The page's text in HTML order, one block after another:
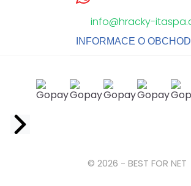
info@hracky-
INFORMACE O
© 2026 - BEST FOR NET